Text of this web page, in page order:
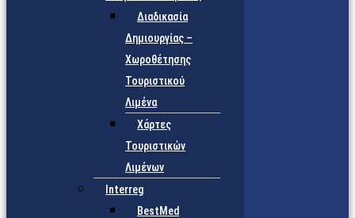
Διαδικασία
Δημιουργίας –
Χωροθέτησης
Τουριστικού
Λιμένα
Χάρτες
Τουριστικών
Λιμένων
Interreg
BestMed